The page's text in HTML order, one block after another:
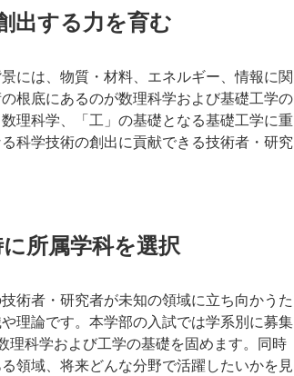
出する力を育む
には、物質・材料、エネルギー、情報に関
根底にあるのが数理科学および基礎工学の
理科学、「工」の基礎となる基礎工学に重
科学技術の創出に貢献できる技術者・研究
所属学科を選択
術者・研究者が未知の領域に立ち向かうた
理論です。本学部の入試では学系別に募集
理科学および工学の基礎を固めます。同時
領域、将来どんな分野で活躍したいかを見